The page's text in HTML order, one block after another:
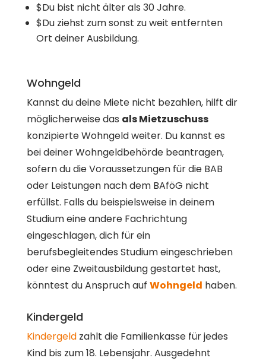
$Du bist nicht älter als 30 Jahre.
$Du ziehst zum sonst zu weit entfernten
Ort deiner Ausbildung.
Wohngeld
Kannst du deine Miete nicht bezahlen, hilft dir
möglicherweise das als Mietzuschuss
konzipierte Wohngeld weiter. Du kannst es
bei deiner Wohngeldbehörde beantragen,
sofern du die Voraussetzungen für die BAB
oder Leistungen nach dem BAföG nicht
erfüllst. Falls du beispielsweise in deinem
Studium eine andere Fachrichtung
eingeschlagen, dich für ein
berufsbegleitendes Studium eingeschrieben
oder eine Zweitausbildung gestartet hast,
könntest du Anspruch auf Wohngeld haben.
Kindergeld
Kindergeldzahlt die Familienkasse für jedes
Kind bis zum 18. Lebensjahr. Ausgedehnt